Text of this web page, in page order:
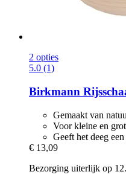
2 opties
5.0 (1)
Birkmann
Gemaakt van
Voor kleine en
Geeft het deeg
€ 13,09
Bezorging uiterlijk op